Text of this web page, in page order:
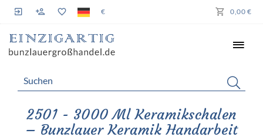
€ 0,00 €
2501 - 3000 Ml Keramikschalen
– Bunzlauer Keramik Handarbeit